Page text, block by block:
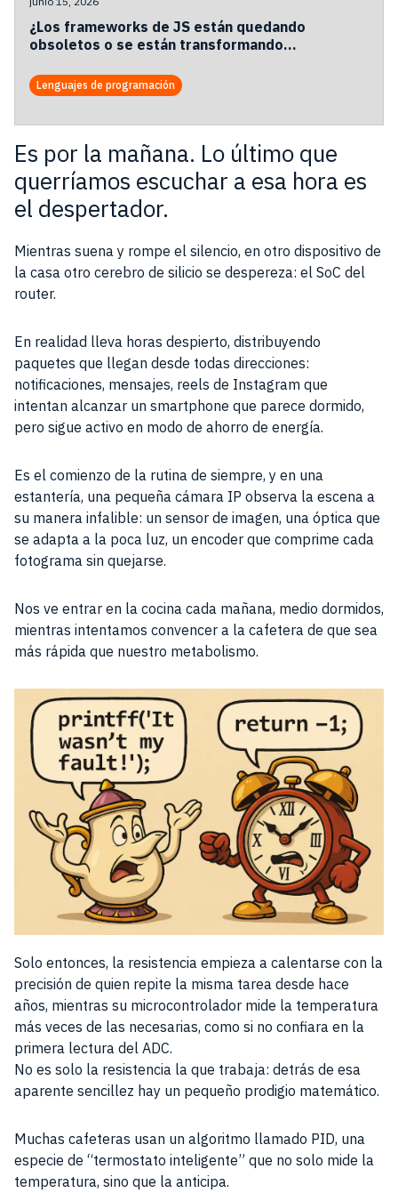
¿Los frameworks de JS están quedando
obsoletos o se están transformando
Lenguajes de programación
Es por la mañana. Lo último que
querríamos escuchar a esa hora es
el despertador.
Mientras suena y rompe el silencio, en otro dispositivo de
la casa otro cerebro de silicio se despereza: el SoC del
router.
En realidad lleva horas despierto, distribuyendo
paquetes que llegan desde todas direcciones:
notificaciones, mensajes, reels de Instagram que
intentan alcanzar un smartphone que parece dormido,
pero sigue activo en modo de ahorro de energía.
Es el comienzo de la rutina de siempre, y en una
estantería, una pequeña cámara IP observa la escena a
su manera infalible: un sensor de imagen, una óptica que
se adapta a la poca luz, un encoder que comprime cada
fotograma sin quejarse.
Nos ve entrar en la cocina cada mañana, medio dormidos,
mientras intentamos convencer a la cafetera de que sea
más rápida que nuestro metabolismo.
Solo entonces, la resistencia empieza a calentarse con la
precisión de quien repite la misma tarea desde hace
años, mientras su microcontrolador mide la temperatura
más veces de las necesarias, como si no confiara en la
primera lectura del ADC.
No es solo la resistencia la que trabaja: detrás de esa
aparente sencillez hay un pequeño prodigio matemático.
Muchas cafeteras usan un algoritmo llamado PID, una
especie de “termostato inteligente” que no solo mide la
temperatura, sino que la anticipa.